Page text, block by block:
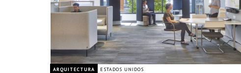
ARQUITECTURA ESTADOS UNIDOS